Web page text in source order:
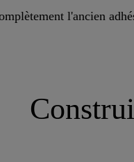
l'ancien